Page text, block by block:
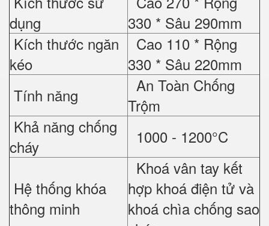
dụng
330 * Sâu 290mm
Kích thước ngăn
kéo
Cao 110 * Rộng
330 * Sâu 220mm
Tính năng
An Toàn Chống
Trộm
Khả năng chống
cháy
1000 - 1200°C
Hệ thống khóa
thông minh
Khoá vân tay kết
hợp khoá điện tử và
khoá chìa chống sao